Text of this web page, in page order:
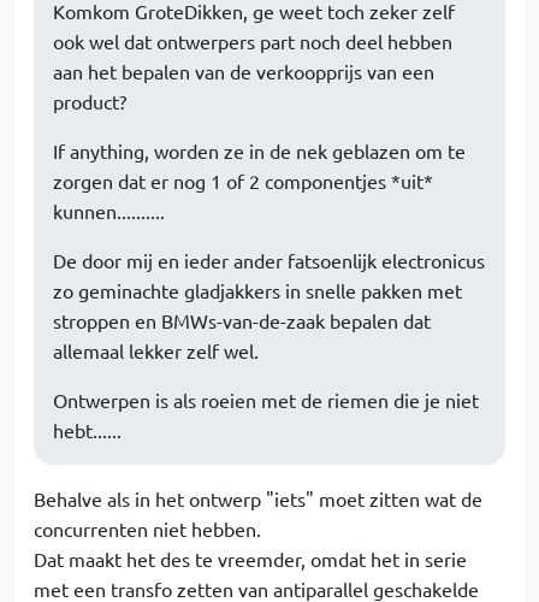
Komkom GroteDikken, ge weet toch zeker zelf
ook wel dat ontwerpers part noch deel hebben
aan het bepalen van de verkoopprijs van een
product?
If anything, worden ze in de nek geblazen om te
zorgen dat er nog 1 of 2 componentjes *uit*
kunnen..........
De door mij en ieder ander fatsoenlijk electronicus
zo geminachte gladjakkers in snelle pakken met
stroppen en BMWs-van-de-zaak bepalen dat
allemaal lekker zelf wel.
Ontwerpen is als roeien met de riemen die je niet
hebt......
Behalve als in het ontwerp "iets" moet zitten wat de
concurrenten niet hebben.
Dat maakt het des te vreemder, omdat het in serie
met een transfo zetten van antiparallel geschakelde